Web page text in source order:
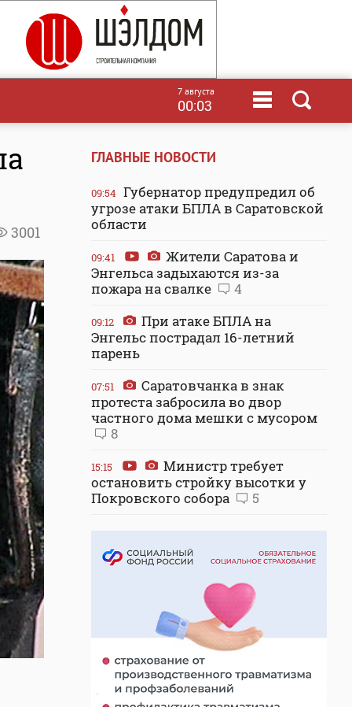
7 августа
00:03
3001
ГЛАВНЫЕ НОВОСТИ
09:54 Губернатор предупредил об
угрозе атаки БПЛА в Саратовской
области
09:41
Жители Саратова и
Энгельса задыхаются из-за
пожара на свалке
4
09:12
При атаке БПЛА на
Энгельс пострадал 16-летний
парень
07:51
Саратовчанка в знак
протеста забросила во двор
частного дома мешки с мусором
8
15:15
Министр требует
остановить стройку высотки у
Покровского собора
5